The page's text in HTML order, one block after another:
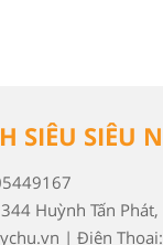
SIÊU SIÊU
Huỳnh Tấn
| Điện